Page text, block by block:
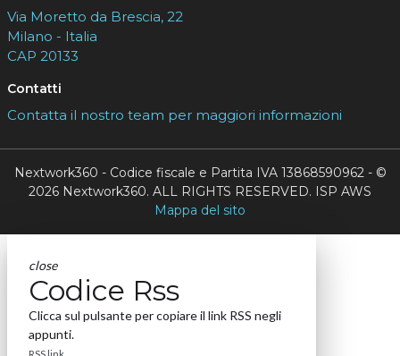
Via Moretto da Brescia, 22
Milano - Italia
CAP 20133
Contatti
Contatta il nostro team per maggiori informazioni
Nextwork360 - Codice fiscale e Partita IVA 13868590962 - ©
2026 Nextwork360. ALL RIGHTS RESERVED. ISP AWS
Mappa del sito
close
Codice Rss
Clicca sul pulsante per copiare il link RSS negli
appunti.